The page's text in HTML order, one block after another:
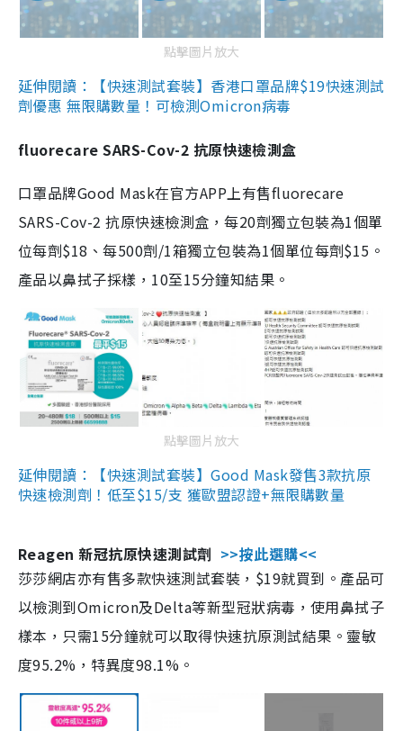
點擊圖片放大
延伸閱讀：【快速測試套裝】香港口罩品牌$19快速測試
劑優惠 無限購數量！可檢測Omicron病毒
fluorecare SARS-Cov-2 抗原快速檢測盒
口罩品牌Good Mask在官方APP上有售fluorecare
SARS-Cov-2 抗原快速檢測盒，每20劑獨立包裝為1個單
位每劑$18、每500劑/1箱獨立包裝為1個單位每劑$15。
產品以鼻拭子採樣，10至15分鐘知結果。
點擊圖片放大
延伸閱讀：【快速測試套裝】Good Mask發售3款抗原
快速檢測劑！低至$15/支 獲歐盟認證+無限購數量
Reagen 新冠抗原快速測試劑 >>按此選購<<
莎莎網店亦有售多款快速測試套裝，$19就買到。產品可
以檢測到Omicron及Delta等新型冠狀病毒，使用鼻拭子
樣本，只需15分鐘就可以取得快速抗原測試結果。靈敏
度95.2%，特異度98.1%。